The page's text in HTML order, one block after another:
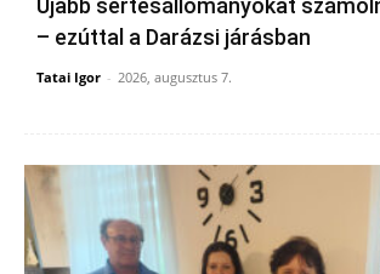
Újabb sertésállományokat
– ezúttal a Darázsi járásban
Tatai Igor - 2026, augusztus 7.